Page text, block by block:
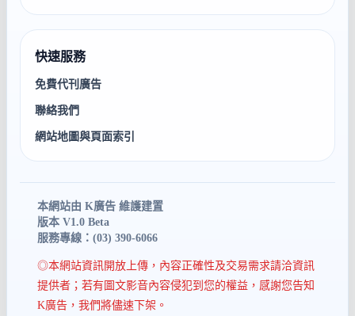
快速服務
免費代刊廣告
聯絡我們
網站地圖與頁面索引
本網站由 K廣告 維護建置
版本 V1.0 Beta
服務專線：(03) 390-6066
◎本網站資訊開放上傳，內容正確性及交易需求請洽資訊
提供者；若有圖文影音內容侵犯到您的權益，感謝您告知
K廣告，我們將儘速下架。